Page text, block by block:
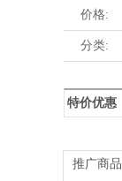
价格:
分类:
特价优惠
推广商品